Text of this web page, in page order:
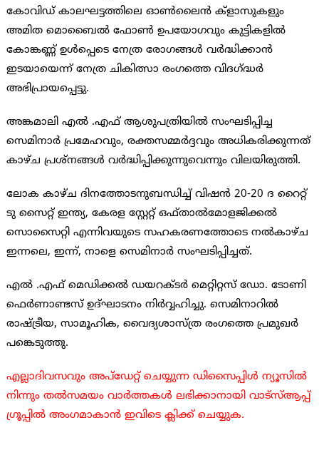
കോവിഡ് കാലഘട്ടത്തിലെ ഓണ്‍ലൈന്‍ ക്ളാസുകളും
അമിത മൊബൈല്‍ ഫോണ്‍ ഉപയോഗവും കുട്ടികളില്‍
കോങ്കണ്ണ് ഉള്‍പ്പെടെ നേത്ര രോഗങ്ങള്‍ വര്‍ദ്ധിക്കാന്‍
ഇടയായെന്ന് നേത്ര ചികിത്സാ രംഗത്തെ വിദഗ്ദ്ധര്‍
അഭിപ്രായപ്പെട്ടു.
അങ്കമാലി എല്‍ ‍.എഫ് ആശുപത്രിയില്‍ സംഘടിപ്പിച്ച
സെമിനാര്‍ പ്രമേഹവും, രക്തസമ്മര്‍ദ്ദവും അധികരിക്കുന്നത്
കാഴ്ച പ്രശ്നങ്ങള്‍ വര്‍ദ്ധിപ്പിക്കുന്നുവെന്നും വിലയിരുത്തി.
ലോക കാഴ്ച ദിനത്തോടനുബന്ധിച്ച് വിഷന്‍ 20-20 ദ റൈറ്റ്
ടു സൈറ്റ് ഇന്ത്യ, കേരള സ്റ്റേറ്റ് ഒഫ്താല്‍മോളജിക്കല്‍
സൊസൈറ്റി എന്നിവയുടെ സഹകരണത്തോടെ നല്‍കാഴ്ച
ഇന്നലെ, ഇന്ന്, നാളെ സെമിനാര്‍ സംഘടിപ്പിച്ചത്.
എല്‍ ‍.എഫ് മെഡിക്കല്‍ ഡയറക്ടര്‍ മെറ്റിറ്റസ് ഡോ. ടോണി
ഫെര്‍ണാണ്ടസ് ഉദ്ഘാടനം നിര്‍വ്വഹിച്ചു. സെമിനാറില്‍
രാഷ്ട്രീയ, സാമൂഹിക, വൈദ്യശാസ്ത്ര രംഗത്തെ പ്രമുഖര്‍
പങ്കെടുത്തു.
എല്ലാദിവസവും അപ്ഡേറ്റ് ചെയ്യുന്ന ഡിസൈപ്പിൾ ന്യൂസിൽ
നിന്നും തൽസമയം വാർത്തകൾ ലഭിക്കാനായി വാട്സ്ആപ്പ്
ഗ്രൂപ്പിൽ അംഗമാകാൻ ഇവിടെ ക്ലിക്ക് ചെയ്യുക.